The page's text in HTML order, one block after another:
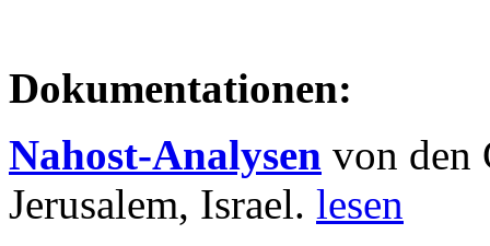
Dokumentationen:
Nahost-Analysen von den
Jerusalem, Israel. lesen